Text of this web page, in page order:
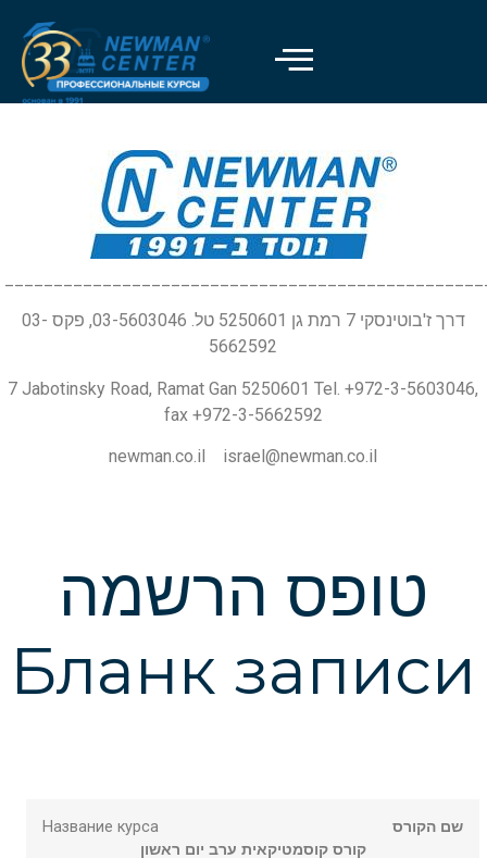
דרך ז'בוטינסקי 7 רמת גן 5250601 טל. 03-5603046, פקס 03-
5662592
7 Jabotinsky Road, Ramat Gan 5250601 Tel. +972-3-5603046,
fax +972-3-5662592
newman.co.il israel@newman.co.il
טופס הרשמה
Бланк записи
Название курса
שם הקורס
קורס קוסמטיקאית ערב יום ראשון